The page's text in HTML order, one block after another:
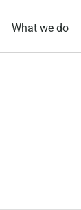
What we do